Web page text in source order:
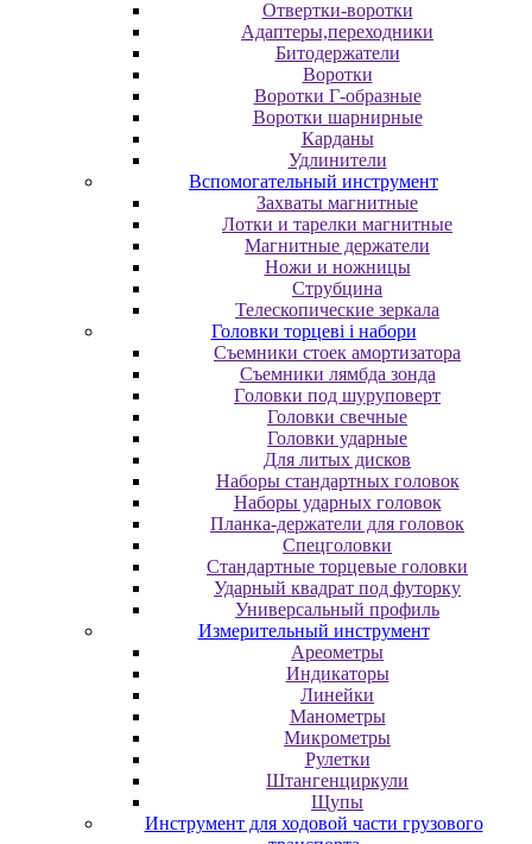
Oтвepтки-вopoтки
Адаптеры,переходники
Битодержатели
Воротки
Воротки Г-образные
Воротки шарнирные
Карданы
Удлинители
Вспомогательный инструмент
Захваты магнитные
Лотки и тарелки магнитные
Магнитные держатели
Ножи и ножницы
Струбцина
Телескопические зеркала
Головки торцеві і набори
Cъeмники cтoeк aмopтизaтopa
Cъeмники лямбдa зoндa
Гoлoвки пoд шуpупoвepт
Головки свечные
Головки ударные
Для литых дисков
Наборы стандартных головок
Наборы ударных головок
Планка-держатели для головок
Спецголовки
Стандартные торцевые головки
Ударный квадрат под футорку
Универсальный профиль
Измерительный инструмент
Ареометры
Индикаторы
Линейки
Манометры
Микрометры
Рулетки
Штангенциркули
Щупы
Инструмент для ходовой части грузового